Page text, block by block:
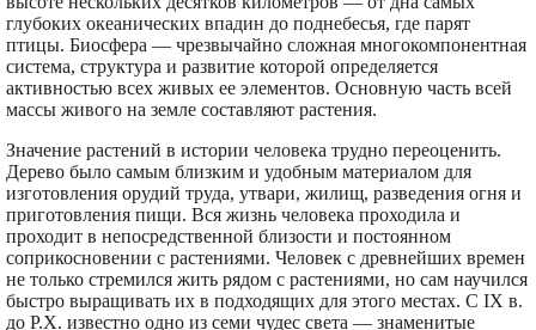
глубоких океанических впадин до поднебесья, где парят
птицы. Биосфера — чрезвычайно сложная многокомпонентная
система, структура и развитие которой определяется
активностью всех живых ее элементов. Основную часть всей
массы живого на земле составляют растения.
Значение растений в истории человека трудно переоценить.
Дерево было самым близким и удобным материалом для
изготовления орудий труда, утвари, жилищ, разведения огня и
приготовления пищи. Вся жизнь человека проходила и
проходит в непосредственной близости и постоянном
соприкосновении с растениями. Человек с древнейших времен
не только стремился жить рядом с растениями, но сам научился
быстро выращивать их в подходящих для этого местах. С IX в.
до Р.Х. известно одно из семи чудес света — знаменитые